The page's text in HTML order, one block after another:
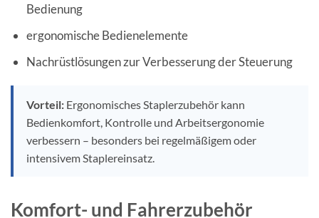
Bedienung
ergonomische Bedienelemente
Nachrüstlösungen zur Verbesserung der Steuerung
Vorteil: Ergonomisches Staplerzubehör kann
Bedienkomfort, Kontrolle und Arbeitsergonomie
verbessern – besonders bei regelmäßigem oder
intensivem Staplereinsatz.
Komfort- und Fahrerzubehör